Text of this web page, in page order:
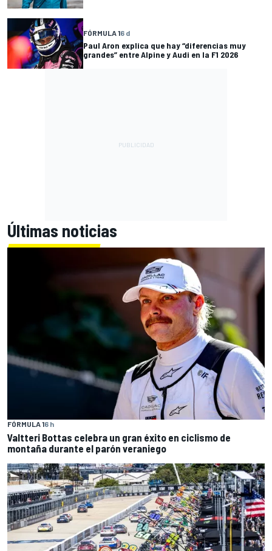
FÓRMULA 16 d
Paul Aron explica que hay “diferencias muy
grandes” entre Alpine y Audi en la F1 2026
Últimas noticias
FÓRMULA 16 h
Valtteri Bottas celebra un gran éxito en ciclismo de
montaña durante el parón veraniego